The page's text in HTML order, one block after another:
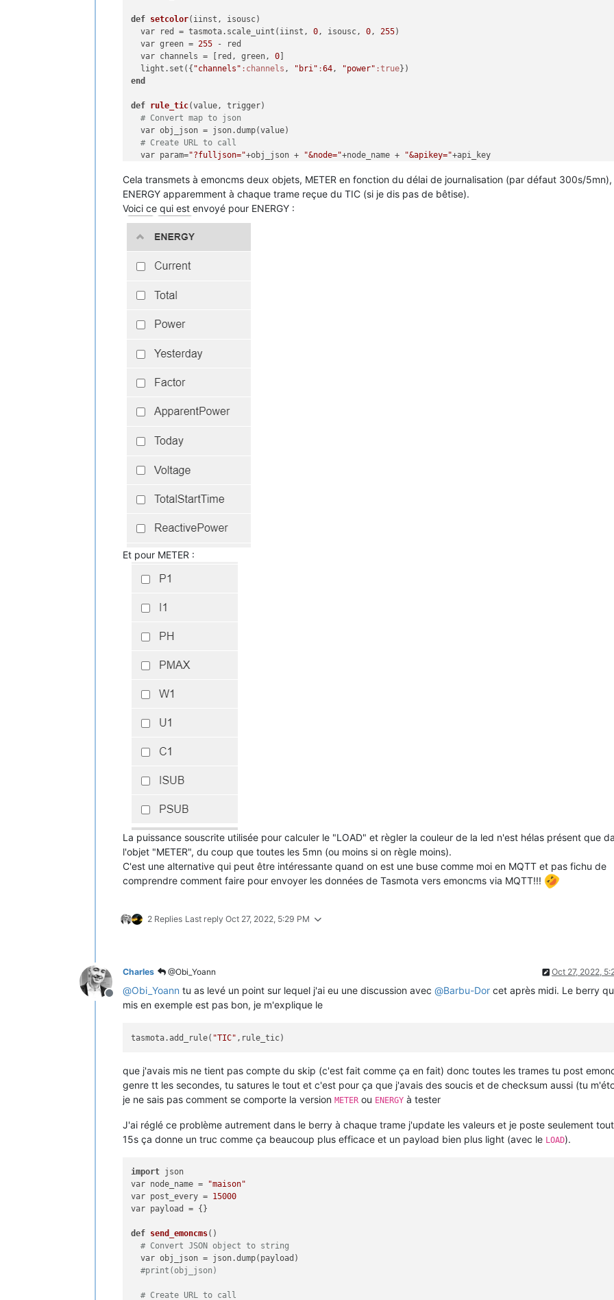
def setcolor(iinst, isousc)
  var red = tasmota.scale_uint(iinst,
0, isousc, 0, 255)
  var green =
255 - red
  var channels = [red, green,
0
  light.set({
"channels" :channels , "bri" :64, "power" :true
end
def rule_tic(value, trigger)
# Convert map to json
  var obj_json = json.dump(value)
# Create URL to call
  var param=
"?fulljson="+obj_json + "&node="+node_name + "&apikey="+api_key
  var cl = webclient()
  cl.
begin( api_url + param)
  var r =  cl.GET()
# Callback on each MQTT interception
tasmota.add_rule(
Cela transmets à emoncms deux objets, METER en fonction du délai de journalisation (par défaut 300s/
ENERGY apparemment à chaque trame reçue du TIC (si je dis pas de bêtise).
Voici ce qui est envoyé pour ENERGY :
Et pour METER :
La puissance souscrite utilisée pour calculer le "LOAD" et règler la couleur de la led n'est hélas présent que
l'objet "METER", du coup que toutes les 5mn (ou moins si on règle moins).
C'est une alternative qui peut être intéressante quand on est une buse comme moi en MQTT et pas fichu de
comprendre comment faire pour envoyer les données de Tasmota vers emoncms via MQTT!!!
2 Replies Last reply Oct 27, 2022, 5:29 PM
Offline
Charles @Obi_Yoann Oct 27, 2022,
@Obi_Yoann tu as levé un point sur lequel j'ai eu une discussion avec @Barbu-Dor cet après midi. Le berry
mis en exemple est pas bon, je m'explique le
tasmota.add_rule( "TIC"
que j'avais mis ne tient pas compte du skip (c'est fait comme ça en fait) donc toutes les trames tu post
genre tt les secondes, tu satures le tout et c'est pour ça que j'avais des soucis et de checksum aussi (tu
je ne sais pas comment se comporte la version METER ou ENERGY à tester
J'ai réglé ce problème autrement dans le berry à chaque trame j'update les valeurs et je poste seulement
15s ça donne un truc comme ça beaucoup plus efficace et un payload bien plus light (avec le LOAD).
import json
var node_name =
"maison"
var post_every = 15000
var payload = {}
def send_emoncms()
# Convert JSON object to string
  var obj_json = json.dump(payload)
#print(obj_json)
# Create URL to call